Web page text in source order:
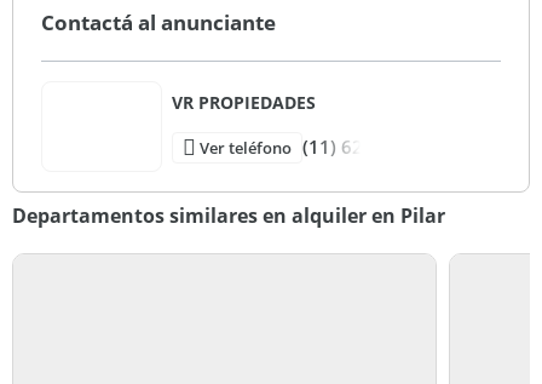
Contactá al anunciante
VR PROPIEDADES
Ver teléfono (11) 62
Departamentos similares en alquiler en Pilar